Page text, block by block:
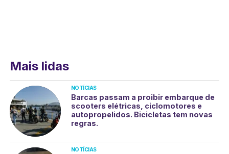
Mais lidas
NOTÍCIAS
Barcas passam a proibir embarque de
scooters elétricas, ciclomotores e
autopropelidos. Bicicletas tem novas
regras.
NOTÍCIAS